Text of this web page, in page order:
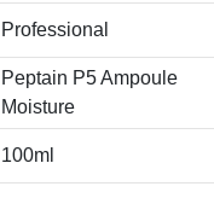
Professional
Peptain P5 Ampoule
Moisture
100ml